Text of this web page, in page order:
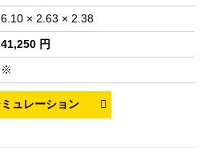
6.10 × 2.63 × 2.38
41,250 円
※